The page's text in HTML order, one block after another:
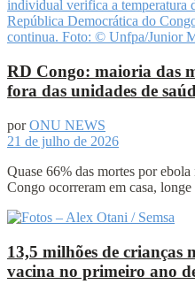
RD Congo: maioria das
fora das unidades de
por ONU NEWS
21 de julho de 2026
Quase 66% das mortes por
Congo ocorreram em casa,
13,5 milhões de crianças
vacina no primeiro ano